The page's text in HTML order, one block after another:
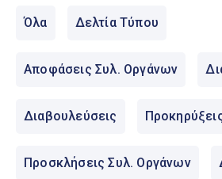
Μητρώο
Όλα Δελτία Τύπου
Αποφάσεις Συλ. Οργάνων
Διαβουλεύσεις
Προσκλήσεις Συλ. Οργάνων